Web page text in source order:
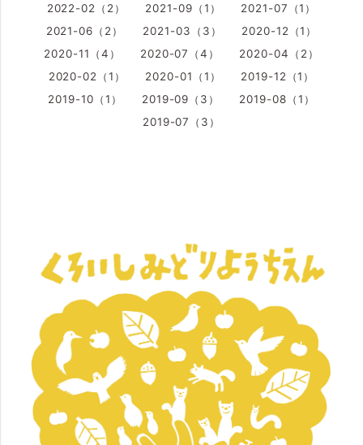
2022-02（2）
2021-09（1）
2021-07（1）
2021-06（2）
2021-03（3）
2020-12（1）
2020-11（4）
2020-07（4）
2020-04（2）
2020-02（1）
2020-01（1）
2019-12（1）
2019-10（1）
2019-09（3）
2019-08（1）
2019-07（3）